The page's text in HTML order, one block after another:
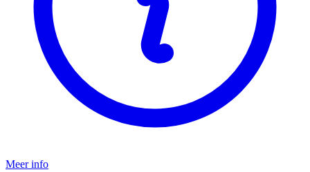
Meer info